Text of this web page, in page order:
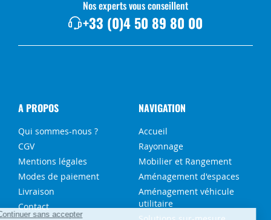
Nos experts vous conseillent
+33 (0)4 50 89 80 00
A PROPOS
Qui sommes-nous ?
CGV
Mentions légales
Modes de paiement
Livraison
Contact
NAVIGATION
Accueil
Rayonnage
Mobilier et Rangement
Aménagement d'espaces
Aménagement véhicule
utilitaire